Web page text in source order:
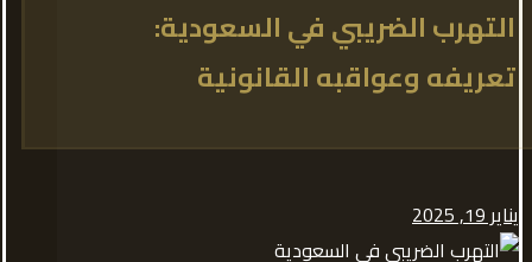
التهرب الضريبي في السعودية:
تعريفه وعواقبه القانونية
يناير 19, 2025